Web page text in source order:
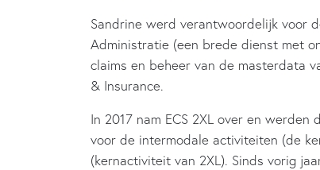
Sandrine werd verantwoordelijk voor
Administratie (een brede dienst met
claims en beheer van de masterdata
& Insurance.
In 2017 nam ECS 2XL over en
voor de intermodale activiteiten (de
(kernactiviteit van 2XL). Sinds vorig